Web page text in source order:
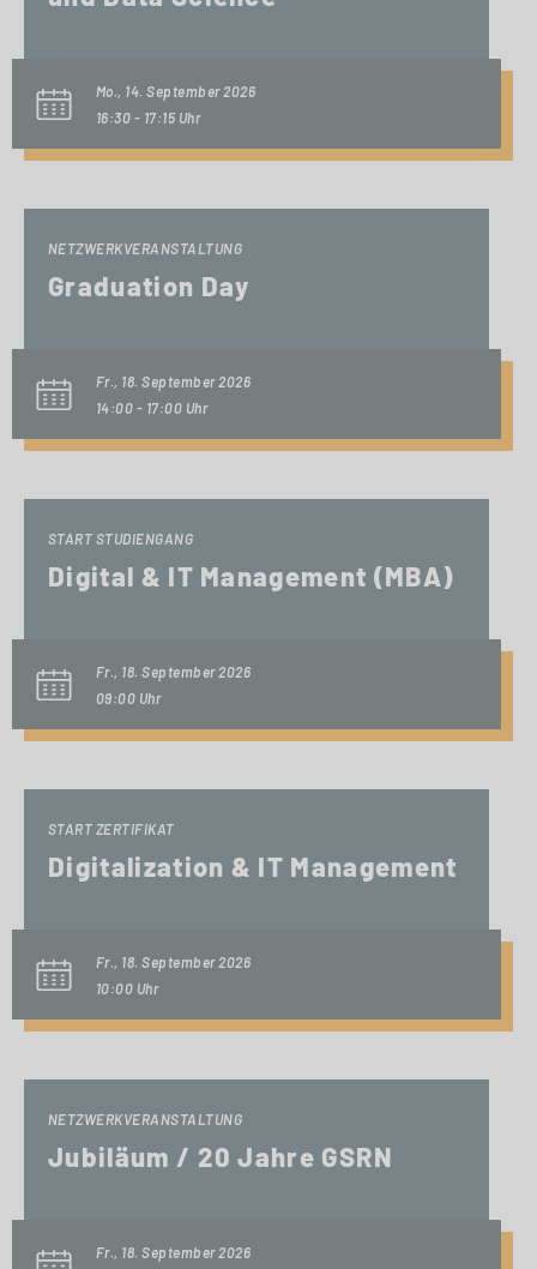
Mo., 14. September 2026
16:30 - 17:15 Uhr
NETZWERKVERANSTALTUNG
Graduation Day
Fr., 18. September 2026
14:00 - 17:00 Uhr
START STUDIENGANG
Digital & IT Management (MBA)
Fr., 18. September 2026
09:00 Uhr
START ZERTIFIKAT
Digitalization & IT Management
Fr., 18. September 2026
10:00 Uhr
NETZWERKVERANSTALTUNG
Jubiläum / 20 Jahre GSRN
Fr., 18. September 2026